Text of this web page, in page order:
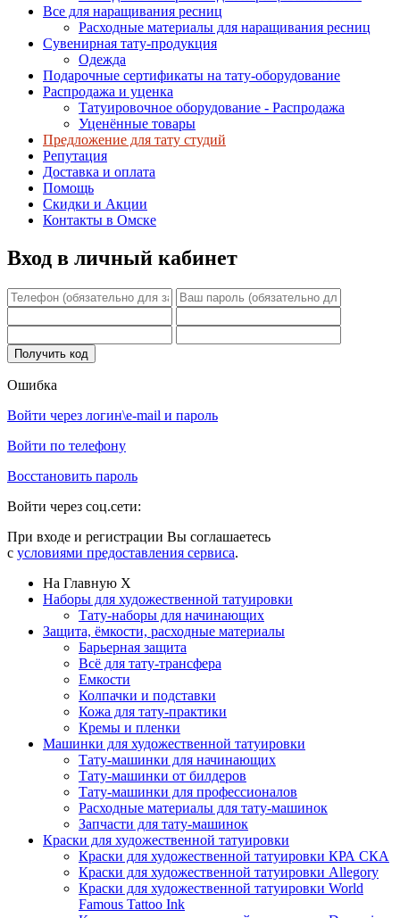
Все для наращивания ресниц
Расходные материалы для наращивания ресниц
Сувенирная тату-продукция
Одежда
Подарочные сертификаты на тату-оборудование
Распродажа и уценка
Татуировочное оборудование - Распродажа
Уценённые товары
Предложение для тату студий
Репутация
Доставка и оплата
Помощь
Скидки и Акции
Контакты в Омске
Вход в личный кабинет
Ошибка
Войти через логин\e-mail и пароль
Войти по телефону
Восстановить пароль
Войти через соц.сети:
При входе и регистрации Вы соглашаетесь
с условиями предоставления сервиса.
На Главную X
Наборы для художественной татуировки
Тату-наборы для начинающих
Защита, ёмкости, расходные материалы
Барьерная защита
Всё для тату-трансфера
Емкости
Колпачки и подставки
Кожа для тату-практики
Кремы и пленки
Машинки для художественной татуировки
Тату-машинки для начинающих
Тату-машинки от билдеров
Тату-машинки для профессионалов
Расходные материалы для тату-машинок
Запчасти для тату-машинок
Краски для художественной татуировки
Краски для художественной татуировки КРА СКА
Краски для художественной татуировки Allegory
Краски для художественной татуировки World
Famous Tattoo Ink